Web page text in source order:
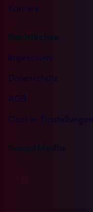
Karriere
Rechtliches
Impressum
Datenschutz
AGB
Cookie-Einstellungen
Social Media